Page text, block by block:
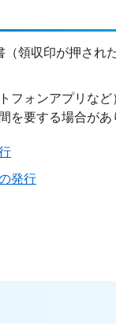
領収印が押され
フォンアプリな
を要する場合があ
発行